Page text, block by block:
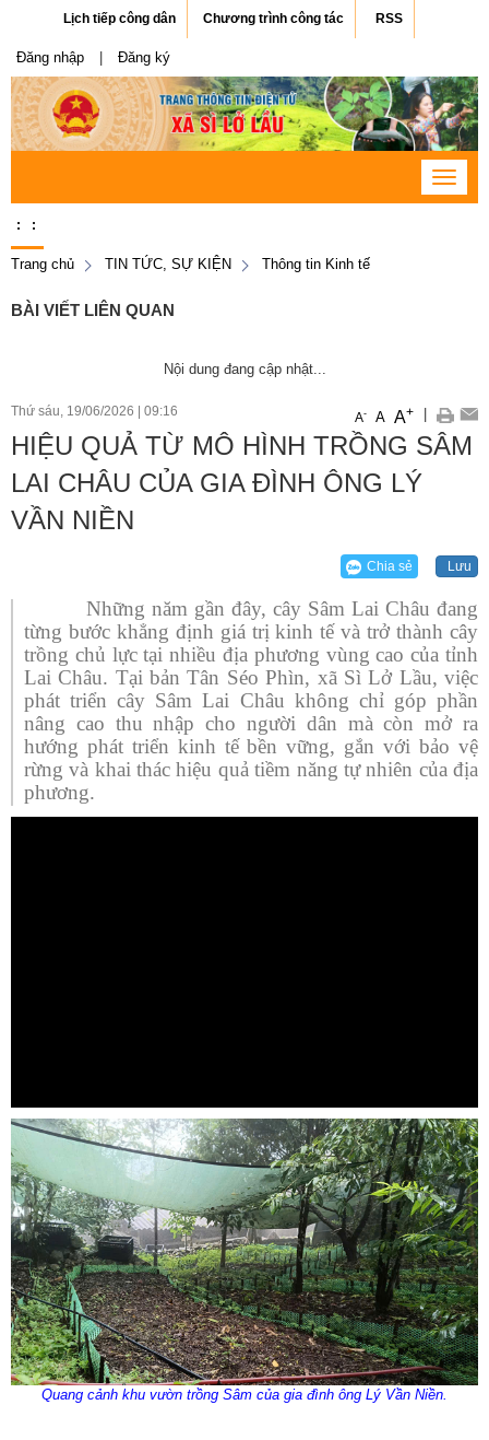
Lịch tiếp công dân Chương trình công tác RSS
Đăng nhập Đăng ký
Toggle
: :
Trang chủ TIN TỨC, SỰ KIỆN Thông tin Kinh tế
BÀI VIẾT LIÊN QUAN
Nội dung đang cập nhật...
Thứ sáu, 19/06/2026 09:16 A- A A+
HIỆU QUẢ TỪ MÔ HÌNH TRỒNG SÂM
LAI CHÂU CỦA GIA ĐÌNH ÔNG LÝ
VẦN NIỀN
Chia sẻ Lưu
Những năm gần đây, cây Sâm Lai Châu đang
từng bước khẳng định giá trị kinh tế và trở thành cây
trồng chủ lực tại nhiều địa phương vùng cao của tỉnh
Lai Châu. Tại bản Tân Séo Phìn, xã Sì Lở Lầu, việc
phát triển cây Sâm Lai Châu không chỉ góp phần
nâng cao thu nhập cho người dân mà còn mở ra
hướng phát triển kinh tế bền vững, gắn với bảo vệ
rừng và khai thác hiệu quả tiềm năng tự nhiên của địa
phương.
Quang cảnh khu vườn trồng Sâm của gia đình ông Lý Vần Niền.